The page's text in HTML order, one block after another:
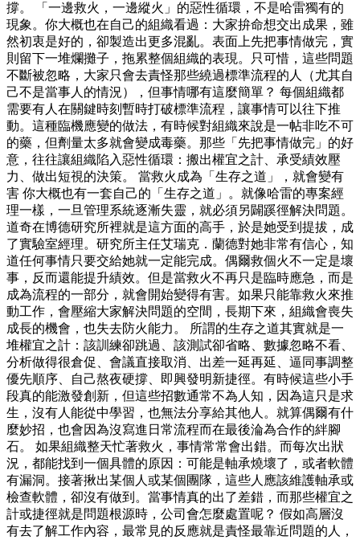
撐。 「一邊救火，一邊縱火」的惡性循環，不是哈雷獨有的
現象。你大概也在自己的組織看過：大家拚命想交出成果，雖
然初衷是好的，卻製造出更多混亂。表面上先把事情做完，實
則留下一堆爛攤子，拖累整個組織的表現。只可惜，這些問題
不斷被忽略，大家只會去責怪那些繞過標準流程的人（尤其自
己不是當事人的情況），但事情哪有這麼簡單？ 每個組織都
需要有人在關鍵時刻暫時打破標準流程，讓事情可以往下推
動。這種臨機應變的做法，有時候對組織來說是一帖非吃不可
的藥，但劑量太多就會變成毒藥。那些「先把事情做完」的好
意，往往讓組織陷入惡性循環：搬出權宜之計、承受績效壓
力、做出短視的決策。 當救火成為「生存之道」，就會變有
害 你大概也有一套自己的「生存之道」。就像哈雷的專案經
理一樣，一旦管理系統逐漸失靈，就必須另闢蹊徑解決問題。
道奇在博德研究所裡就是這方面的高手，於是她受到提拔，成
了實驗室經理。研究所主任艾瑞克．蘭德對她非常有信心，知
道任何事情只要交給她就一定能完成。偶爾救個火不一定是壞
事，反而還能提升績效。但是當救火不再只是臨時應急，而是
成為流程的一部分，就會開始變得有害。如果只能靠救火來推
動工作，會壓縮大家解決問題的空間，長期下來，組織會喪失
成長的機會，也失去防火能力。 所謂的生存之道其實就是一
堆權宜之計：該訓練卻跳過、該測試卻省略、數據忽略不看、
分析做得很倉促、會議直接取消、出差一延再延、逼同事調整
優先順序、自己熬夜硬撐、即興發明新捷徑。有時候這些小手
段真的能激發創新，但這些招數通常不為人知，因為這只是求
生，沒有人能從中學習，也無法分享給其他人。就算偶爾有什
麼妙招，也會因為沒寫進日常流程而在最後淪為合作的絆腳
石。 如果組織整天忙著救火，事情常常會出錯。而每次出狀
況，都能找到一個具體的原因：可能是軸承燒壞了，或者軟體
有漏洞。接著揪出某個人或某個團隊，這些人應該維護軸承或
檢查軟體，卻沒有做到。當事情真的出了差錯，而那些權宜之
計或捷徑就是問題根源時，公司會怎麼處置呢？ 假如高層沒
有去了解工作內容，最常見的反應就是責怪最靠近問題的人，